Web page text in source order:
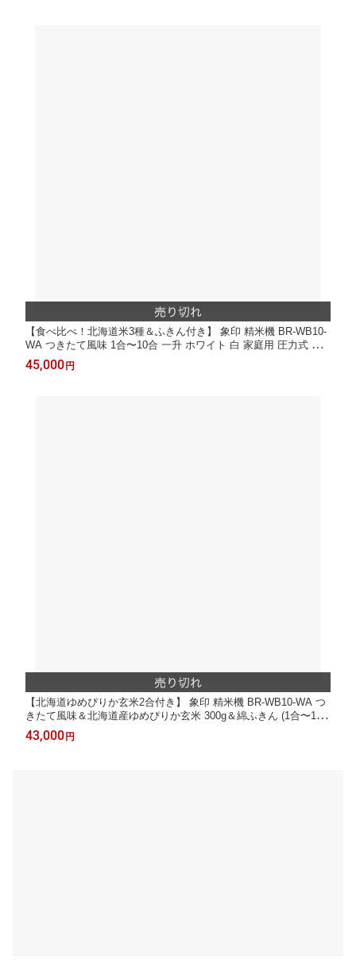
【食べ比べ！北海道米3種＆ふきん付き】 象印 精米機 BR-WB10-
WA つきたて風味 1合〜10合 一升 ホワイト 白 家庭用 圧力式 家
庭用精米機 玄米 白米 もち米 古米 大容量 （ラッピング不可）
45,000円
【北海道ゆめぴりか玄米2合付き】 象印 精米機 BR-WB10-WA つ
きたて風味＆北海道産ゆめぴりか玄米 300g＆綿ふきん (1合〜10
合/一升 ホワイト 白 家庭用 圧力式 家庭用精米機 玄米 白米 もち
米 古米 操作簡単 大容量 道産米 象印マホービン)（ラッピング不
43,000円